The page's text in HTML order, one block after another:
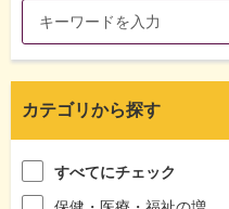
カテゴリから探す
すべてにチェック